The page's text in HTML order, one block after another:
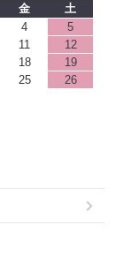
金
土
4
5
11
12
18
19
25
26